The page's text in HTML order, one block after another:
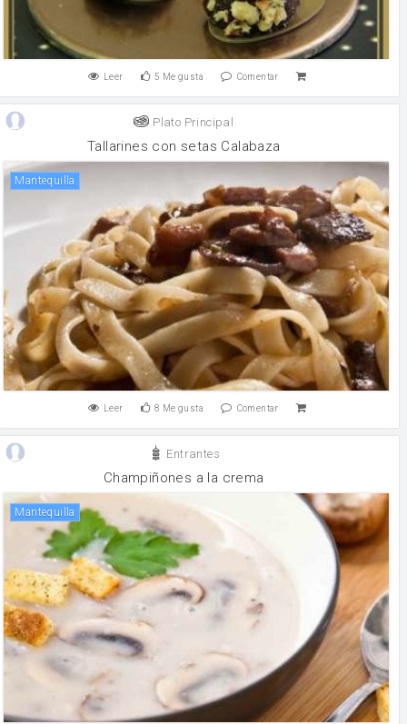
Leer 5 Me gusta Comentar
Plato Principal
Tallarines con setas Calabaza
mantequilla
Leer 8 Me gusta Comentar
Entrantes
Champiñones a la crema
mantequilla